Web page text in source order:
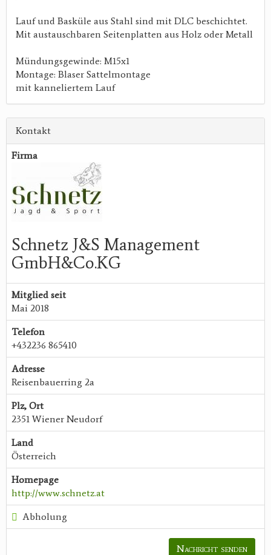
Lauf und Basküle aus Stahl sind mit DLC beschichtet.
Mit austauschbaren Seitenplatten aus Holz oder Metall
Mündungsgewinde: M15x1
Montage: Blaser Sattelmontage
mit kanneliertem Lauf
Kontakt
Firma
Schnetz J&S Management
GmbH&Co.KG
Mitglied seit
Mai 2018
Telefon
+432236 865410
Adresse
Reisenbauerring 2a
Plz, Ort
2351 Wiener Neudorf
Land
Österreich
Homepage
http://www.schnetz.at
Abholung
Nachricht senden